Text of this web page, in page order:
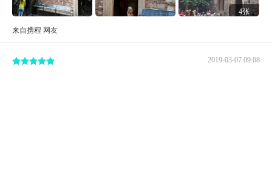
4张
来自携程 网友
2019-03-07 09:08